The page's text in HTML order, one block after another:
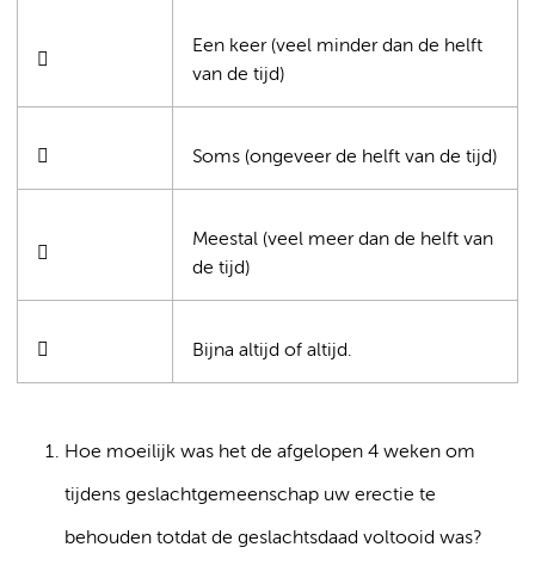

Een keer (veel minder dan de helft
van de tijd)
 Soms (ongeveer de helft van de tijd)

Meestal (veel meer dan de helft van
de tijd)
 Bijna altijd of altijd.
Hoe moeilijk was het de afgelopen 4 weken om
tijdens geslachtgemeenschap uw erectie te
behouden totdat de geslachtsdaad voltooid was?